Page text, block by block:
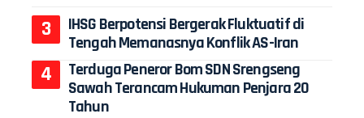
IHSG Berpotensi Bergerak Fluktuatif di
Tengah Memanasnya Konflik AS-Iran
Terduga Peneror Bom SDN Srengseng
Sawah Terancam Hukuman Penjara 20
Tahun